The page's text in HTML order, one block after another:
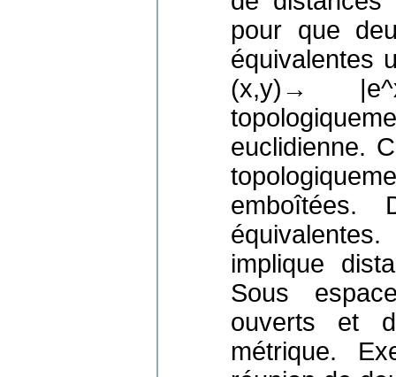
pour que
équivalentes
(x,y)→
euclidienne.
emboîtées.
implique
Sous
ouverts et
métrique.